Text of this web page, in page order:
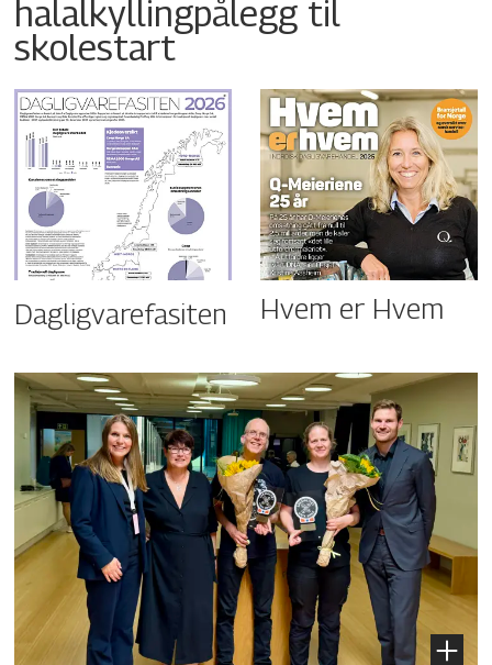
halalkyllingpålegg til
skolestart
Dagligvarefasiten Hvem er Hvem